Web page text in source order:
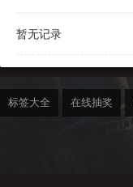
暂无记录
标签大全 在线抽奖